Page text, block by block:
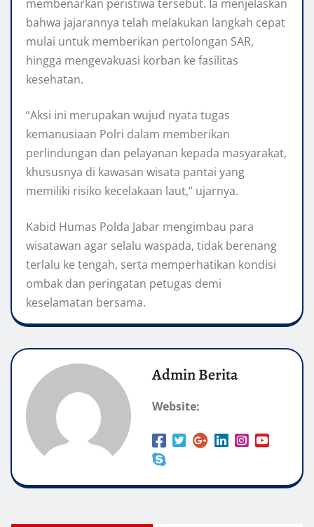
membenarkan peristiwa tersebut. Ia menjelaskan
bahwa jajarannya telah melakukan langkah cepat
mulai untuk memberikan pertolongan SAR,
hingga mengevakuasi korban ke fasilitas
kesehatan.
“Aksi ini merupakan wujud nyata tugas
kemanusiaan Polri dalam memberikan
perlindungan dan pelayanan kepada masyarakat,
khususnya di kawasan wisata pantai yang
memiliki risiko kecelakaan laut,” ujarnya.
Kabid Humas Polda Jabar mengimbau para
wisatawan agar selalu waspada, tidak berenang
terlalu ke tengah, serta memperhatikan kondisi
ombak dan peringatan petugas demi
keselamatan bersama.
Admin Berita
Website: